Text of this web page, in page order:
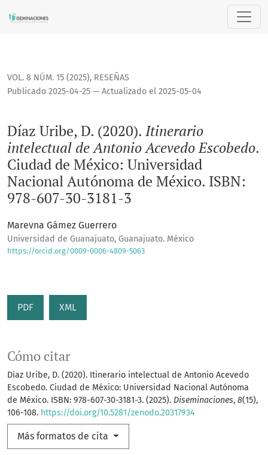
Díaz Uribe, D. (2020). <i>Itinerario intelectual de Antonio
VOL. 8 NÚM. 15 (2025), RESEÑAS
Díaz Uribe, D. (2020). Itinerario
intelectual de Antonio Acevedo Escobedo.
Ciudad de México: Universidad
Nacional Autónoma de México. ISBN:
978-607-30-3181-3
Publicado 2025-04-25 — Actualizado el 2025-05-04
Marevna Gámez Guerrero
Universidad de Guanajuato, Guanajuato. México
https://orcid.org/0009-0006-4809-5063
PDF XML
Cómo citar
Díaz Uribe, D. (2020). Itinerario intelectual de Antonio Acevedo
Escobedo. Ciudad de México: Universidad Nacional Autónoma
de México. ISBN: 978-607-30-3181-3. (2025). Diseminaciones, 8(15),
106-108. https://doi.org/10.5281/zenodo.20317934
Más formatos de cita